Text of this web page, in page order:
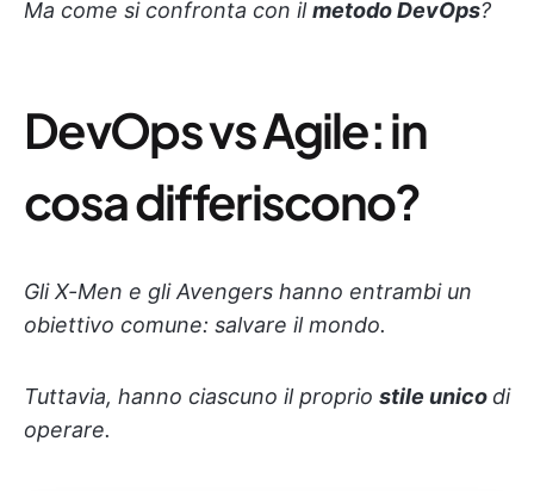
Ma come si confronta con ilmetodo DevOps?
DevOps vs Agile: in
cosa differiscono?
Gli X-Men e gli Avengers hanno entrambi un
obiettivo comune: salvare il mondo.
Tuttavia, hanno ciascuno il proprio stile unicodi
operare.